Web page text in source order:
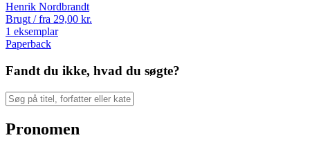
Henrik Nordbrandt
Brugt / fra 29,00 kr.
1 eksemplar
Paperback
Fandt du ikke, hvad du søgte?
Pronomen